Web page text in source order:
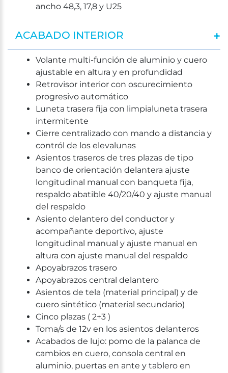
ancho 48,3, 17,8 y U25
ACABADO INTERIOR
Volante multi-función de aluminio y cuero
ajustable en altura y en profundidad
Retrovisor interior con oscurecimiento
progresivo automático
Luneta trasera fija con limpialuneta trasera
intermitente
Cierre centralizado con mando a distancia y
contról de los elevalunas
Asientos traseros de tres plazas de tipo
banco de orientación delantera ajuste
longitudinal manual con banqueta fija,
respaldo abatible 40/20/40 y ajuste manual
del respaldo
Asiento delantero del conductor y
acompañante deportivo, ajuste
longitudinal manual y ajuste manual en
altura con ajuste manual del respaldo
Apoyabrazos trasero
Apoyabrazos central delantero
Asientos de tela (material principal) y de
cuero sintético (material secundario)
Cinco plazas ( 2+3 )
Toma/s de 12v en los asientos delanteros
Acabados de lujo: pomo de la palanca de
cambios en cuero, consola central en
aluminio, puertas en ante y tablero en